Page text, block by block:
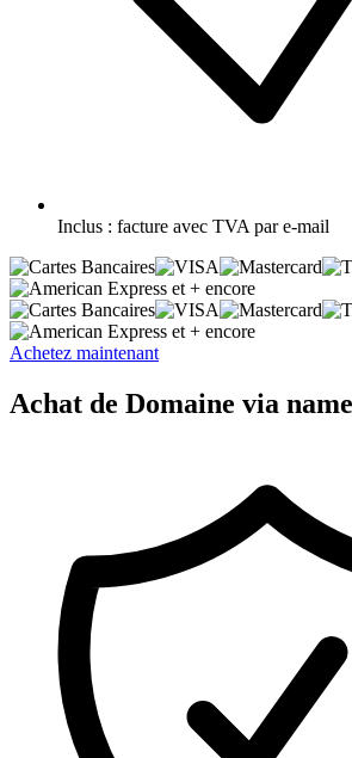
Inclus : facture avec TVA par e-mail
et + encore
et + encore
Achetez maintenant
Achat de Domaine via